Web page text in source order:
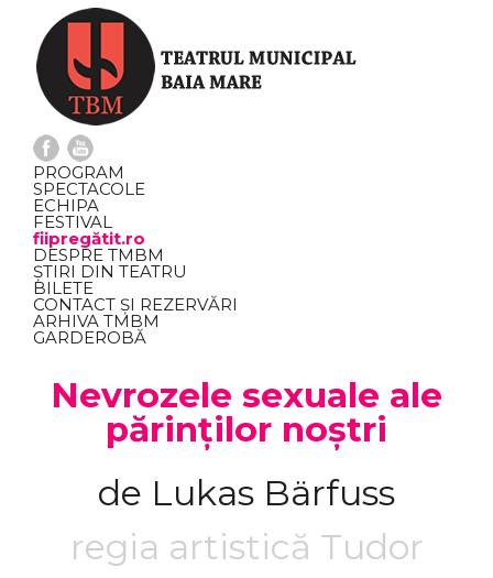
PROGRAM
SPECTACOLE
ECHIPA
FESTIVAL
fiipregătit.ro
DESPRE TMBM
ȘTIRI DIN TEATRU
BILETE
CONTACT ȘI REZERVĂRI
ARHIVA TMBM
GARDEROBĂ
Nevrozele sexuale ale
părinților noștri
de Lukas Bärfuss
regia artistică Tudor